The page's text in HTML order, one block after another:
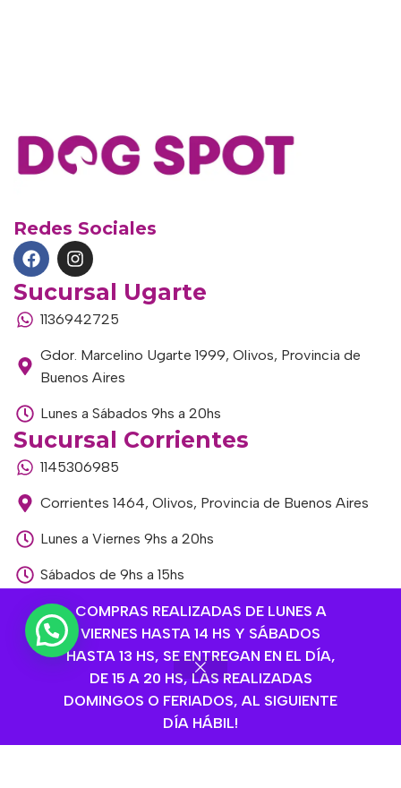
COMPRAS REALIZADAS DE LUNES A
VIERNES HASTA 14 HS Y SÁBADOS
HASTA 13 HS, SE ENTREGAN EN EL DÍA,
DE 15 A 20 HS, LAS REALIZADAS
DOMINGOS O FERIADOS, AL SIGUIENTE
DÍA HÁBIL!
Redes Sociales
Sucursal Ugarte
1136942725
Gdor. Marcelino Ugarte 1999, Olivos, Provincia de
Buenos Aires
Lunes a Sábados 9hs a 20hs
Sucursal Corrientes
1145306985
Corrientes 1464, Olivos, Provincia de Buenos Aires
Lunes a Viernes 9hs a 20hs
Sábados de 9hs a 15hs
Sucursal Libertador
1168893524
Av. del Libertador 1915, Vte. López, Provincia de
Buenos Aires
Lunes a Viernes de 9hs a 13hs / 16hs a 20hs